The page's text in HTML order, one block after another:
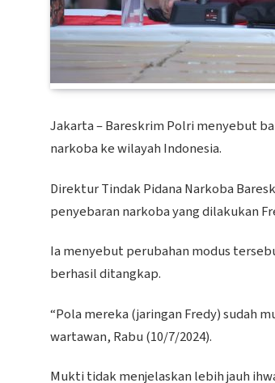
Jakarta – Bareskrim Polri menyebut
narkoba ke wilayah Indonesia.
Direktur Tindak Pidana Narkoba
penyebaran narkoba yang dilakukan
Ia menyebut perubahan modus
berhasil ditangkap.
“Pola mereka (jaringan Fredy) sudah
wartawan, Rabu (10/7/2024).
Mukti tidak menjelaskan lebih jauh